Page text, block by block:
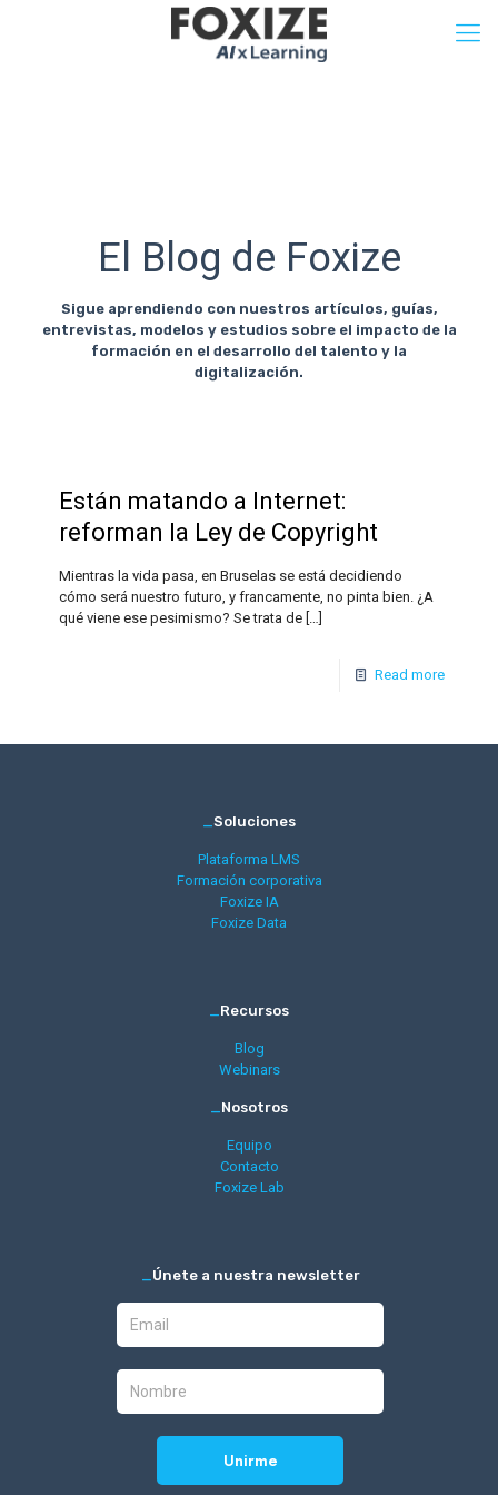
El Blog de Foxize
Sigue aprendiendo con nuestros artículos, guías,
entrevistas, modelos y estudios sobre el impacto de la
formación en el desarrollo del talento y la
digitalización.
Están matando a Internet:
reforman la Ley de Copyright
Mientras la vida pasa, en Bruselas se está decidiendo
cómo será nuestro futuro, y francamente, no pinta bien. ¿A
qué viene ese pesimismo? Se trata de […]
Read more
_Soluciones
Plataforma LMS
Formación corporativa
Foxize IA
Foxize Data
_Recursos
Blog
Webinars
_Nosotros
Equipo
Contacto
Foxize Lab
_Únete a nuestra newsletter